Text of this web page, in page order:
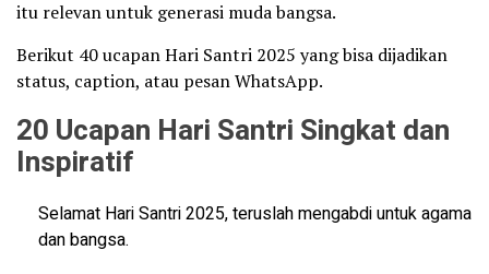
itu relevan untuk generasi muda bangsa.
Berikut 40 ucapan Hari Santri 2025 yang bisa dijadikan
status, caption, atau pesan WhatsApp.
20 Ucapan Hari Santri Singkat dan
Inspiratif
Selamat Hari Santri 2025, teruslah mengabdi untuk agama
dan bangsa.